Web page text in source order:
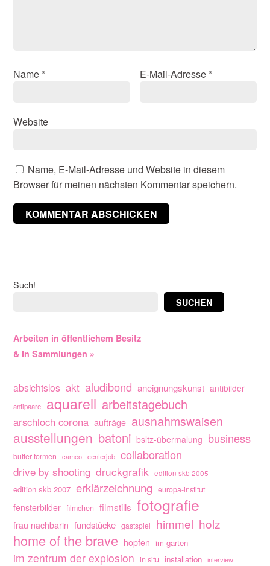
Name * E-Mail-Adresse *
Website
Name, E-Mail-Adresse und Website in diesem
Browser für meinen nächsten Kommentar speichern.
Such!
SUCHEN
Arbeiten in öffentlichem Besitz
& in Sammlungen »
absichtslos akt aludibond aneignungskunst antibilder
antipaare aquarell arbeitstagebuch
arschloch corona aufträge ausnahmswaisen
ausstellungen batoni bsltz-übermalung business
butter formen cameo centerjob collaboration
drive by shooting druckgrafik edition skb 2005
edition skb 2007 erklärzeichnung europa-institut
fensterbilder filmchen filmstills fotografie
frau nachbarin fundstücke gastspiel himmel holz
home of the brave hopfen im garten
im zentrum der explosion in situ installation interview